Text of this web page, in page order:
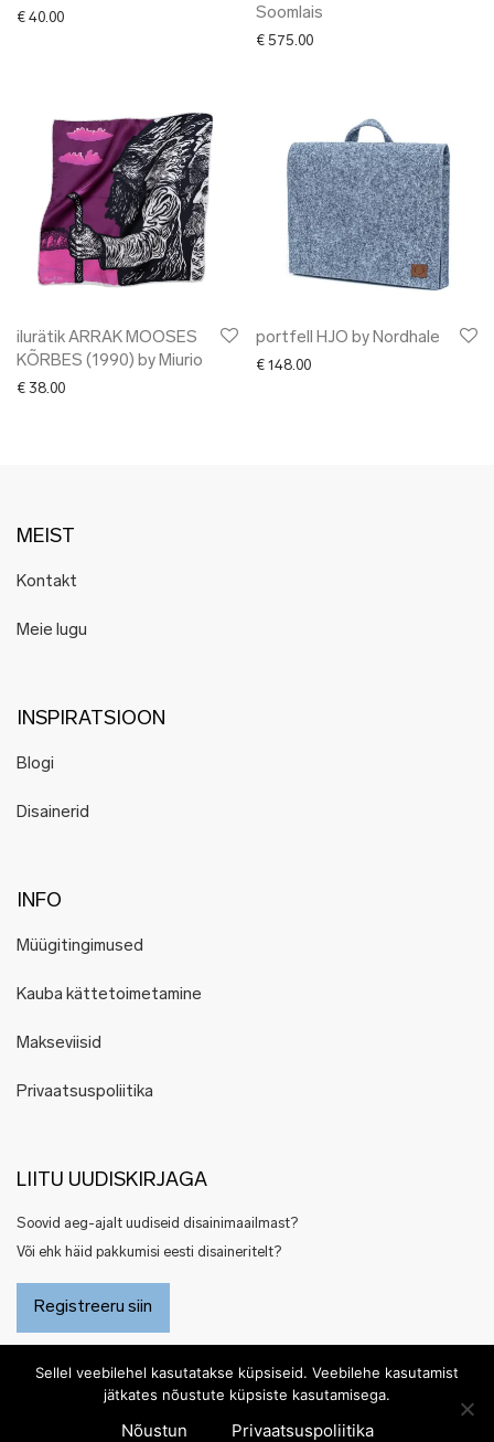
€ 40.00
Soomlais
€ 575.00
ilurätik ARRAK MOOSES
KÕRBES (1990) by Miurio
€ 38.00
portfell HJO by Nordhale
€ 148.00
MEIST
Kontakt
Meie lugu
INSPIRATSIOON
Blogi
Disainerid
INFO
Müügitingimused
Kauba kättetoimetamine
Makseviisid
Privaatsuspoliitika
LIITU UUDISKIRJAGA
Soovid aeg-ajalt uudiseid disainimaailmast?
Või ehk häid pakkumisi eesti disaineritelt?
Registreeru siin
Sellel veebilehel kasutatakse küpsiseid. Veebilehe kasutamist
jätkates nõustute küpsiste kasutamisega.
Nõustun Privaatsuspoliitika